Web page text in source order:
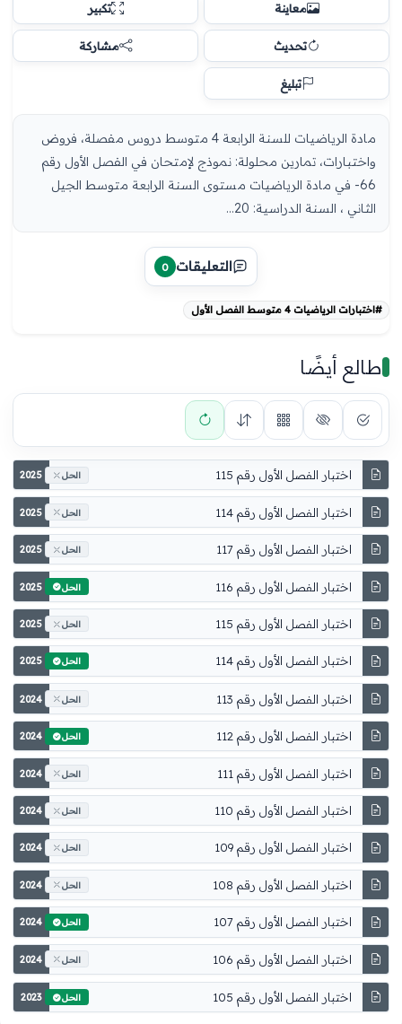
معاينة تكبير
تحديث مشاركة
تبليغ
مادة الرياضيات للسنة الرابعة 4 متوسط دروس مفصلة، فروض
واختبارات، تمارين محلولة: نموذج لإمتحان في الفصل الأول رقم
66- في مادة الرياضيات مستوى السنة الرابعة متوسط الجيل
الثاني ، السنة الدراسية: 20...
التعليقات 0
#اختبارات الرياضيات 4 متوسط الفصل الأول
طالع أيضًا
اختبار الفصل الأول رقم 115 2025 الحل
اختبار الفصل الأول رقم 114 2025 الحل
اختبار الفصل الأول رقم 117 2025 الحل
اختبار الفصل الأول رقم 116 2025 الحل
اختبار الفصل الأول رقم 115 2025 الحل
اختبار الفصل الأول رقم 114 2025 الحل
اختبار الفصل الأول رقم 113 2024 الحل
اختبار الفصل الأول رقم 112 2024 الحل
اختبار الفصل الأول رقم 111 2024 الحل
اختبار الفصل الأول رقم 110 2024 الحل
اختبار الفصل الأول رقم 109 2024 الحل
اختبار الفصل الأول رقم 108 2024 الحل
اختبار الفصل الأول رقم 107 2024 الحل
اختبار الفصل الأول رقم 106 2024 الحل
اختبار الفصل الأول رقم 105 2023 الحل